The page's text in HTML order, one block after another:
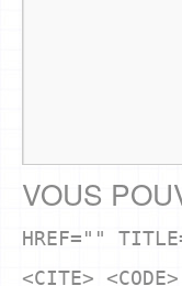
VOUS
HREF=""
<CITE>